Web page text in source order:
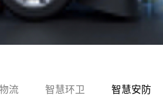
流 智慧环卫 智慧安防